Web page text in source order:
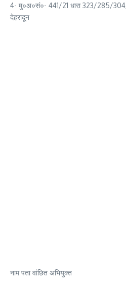
4- मु०अ०सं०- 441/21 धारा 323/285/304/
देहरादून
नाम पता वांछित अभियुक्त